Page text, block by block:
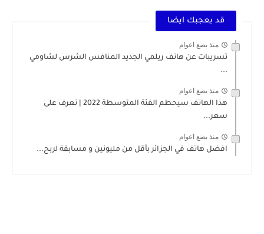
قد يعجبك ايضا
منذ بضع اعوام
تسريبات عن هاتف ريلمي الجديد المنافس الشرس لشاومي
...
منذ بضع اعوام
هذا الهاتف سيحطم الفئة المتوسطة 2022 | تعرف على
سعر...
منذ بضع اعوام
افضل هاتف في الجزائر بأقل من مليونين و مسابقة لربح...